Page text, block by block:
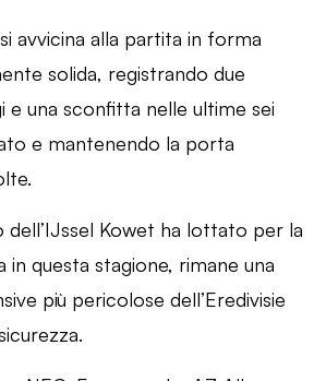
avvicina alla partita in forma
solida, registrando due
una sconfitta nelle ultime sei
e mantenendo la porta
dell’IJssel Kowet ha lottato per la
in questa stagione, rimane una
più pericolose dell’Eredivisie